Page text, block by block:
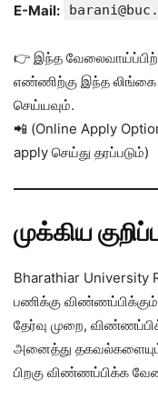
E-Mail:
👉 இந்த
எண்ணிற்கு இந்த லிங்கை
செய்யவும்.
📲 (Online Apply
apply செய்து தரப்படும்)
முக்கிய
Bharathiar University
பணிக்கு
தேர்வு முறை,
அனைத்து தகவல்களையும்
பிறகு விண்ணப்பிக்க